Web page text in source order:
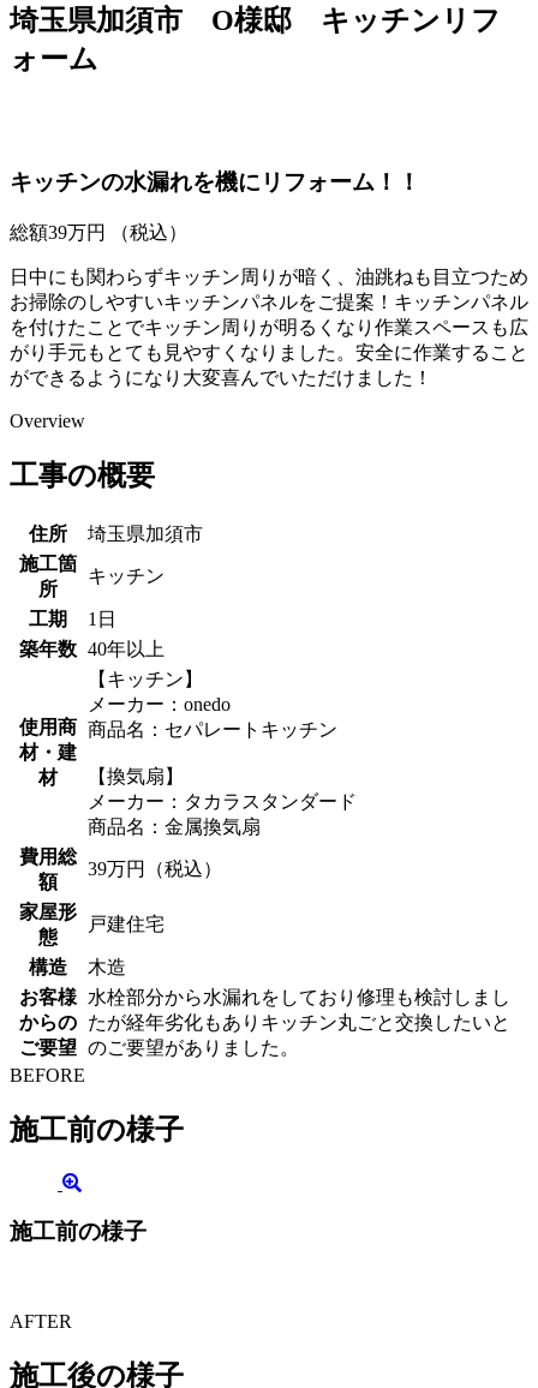
埼玉県加須市 O様邸 キッチンリフ
ォーム
キッチンの水漏れを機にリフォーム！！
総額39万円 （税込）
日中にも関わらずキッチン周りが暗く、油跳ねも目立つため
お掃除のしやすいキッチンパネルをご提案！キッチンパネル
を付けたことでキッチン周りが明るくなり作業スペースも広
がり手元もとても見やすくなりました。安全に作業すること
ができるようになり大変喜んでいただけました！
Overview
工事の概要
住所
埼玉県加須市
施工箇
所
キッチン
工期
1日
築年数 40年以上
使用商
材・建
材
【キッチン】
メーカー：onedo
商品名：セパレートキッチン
【換気扇】
メーカー：タカラスタンダード
商品名：金属換気扇
費用総
額
39万円（税込）
家屋形
態
戸建住宅
構造
木造
お客様
からの
ご要望
水栓部分から水漏れをしており修理も検討しまし
たが経年劣化もありキッチン丸ごと交換したいと
のご要望がありました。
BEFORE
施工前の様子
施工前の様子
AFTER
施工後の様子